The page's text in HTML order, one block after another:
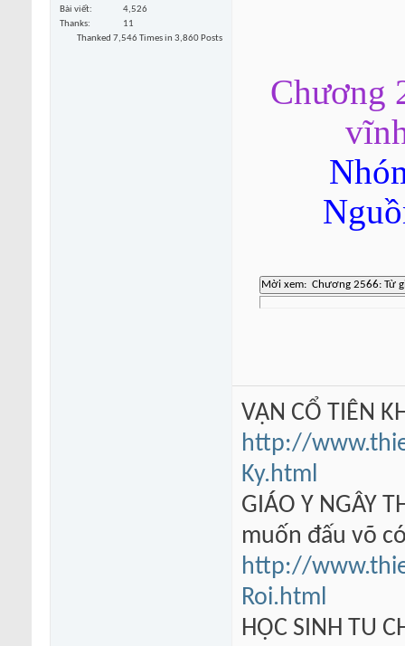
Bài viết
4,526
Thanks
11
Thanked 7,546 Times in 3,860 Posts
Chương
VẠN CỔ TIÊN
http://
Ky.html
GIÁO Y NGÂY
muốn đấu võ
http://
Roi.html
HỌC SINH TU